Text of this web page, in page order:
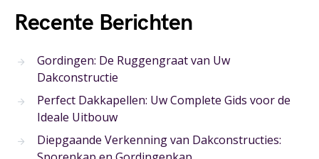
Recente Berichten
Gordingen: De Ruggengraat van Uw
Dakconstructie
Perfect Dakkapellen: Uw Complete Gids voor de
Ideale Uitbouw
Diepgaande Verkenning van Dakconstructies: